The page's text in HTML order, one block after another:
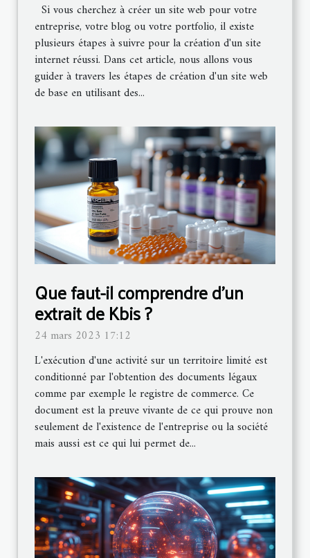
Si vous cherchez à créer un site web pour votre
entreprise, votre blog ou votre portfolio, il existe
plusieurs étapes à suivre pour la création d'un site
internet réussi. Dans cet article, nous allons vous
guider à travers les étapes de création d'un site web
de base en utilisant des...
Que faut-il comprendre d'un
extrait de Kbis ?
24 mars 2023 17:12
L'exécution d'une activité sur un territoire limité est
conditionné par l'obtention des documents légaux
comme par exemple le registre de commerce. Ce
document est la preuve vivante de ce qui prouve non
seulement de l'existence de l'entreprise ou la société
mais aussi est ce qui lui permet de...